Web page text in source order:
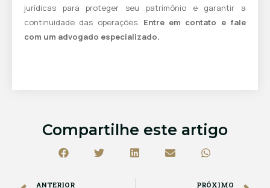
jurídicas para proteger seu patrimônio e garantir a
continuidade das operações. Entre em contato e fale
com um advogado especializado.
Compartilhe este artigo
ANTERIOR PRÓXIMO